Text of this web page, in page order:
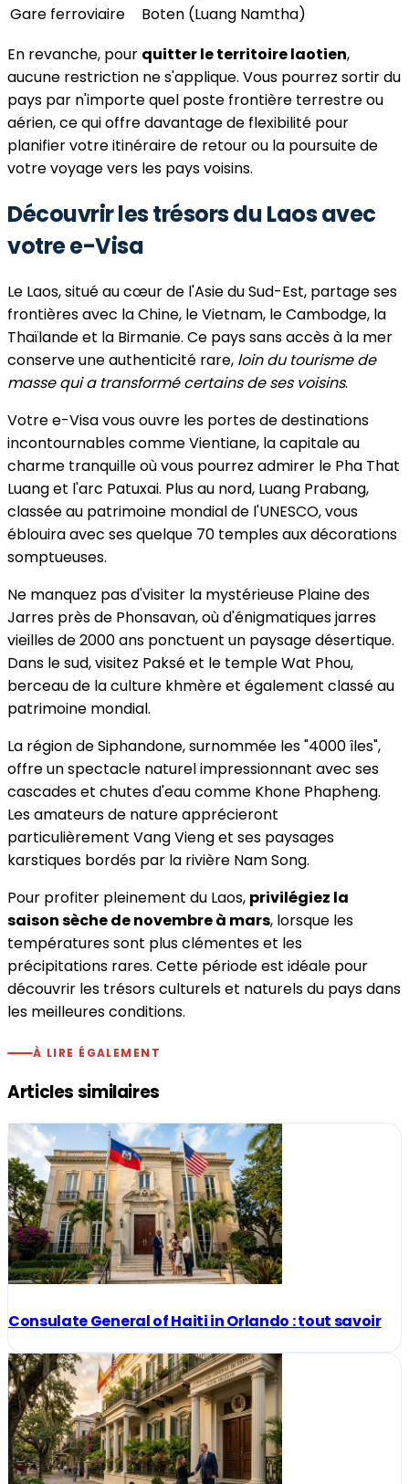
Gare ferroviaire
Boten (Luang Namtha)
En revanche, pour quitter le territoire laotien,
aucune restriction ne s'applique. Vous pourrez sortir du
pays par n'importe quel poste frontière terrestre ou
aérien, ce qui offre davantage de flexibilité pour
planifier votre itinéraire de retour ou la poursuite de
votre voyage vers les pays voisins.
Découvrir les trésors du Laos avec
votre e-Visa
Le Laos, situé au cœur de l'Asie du Sud-Est, partage ses
frontières avec la Chine, le Vietnam, le Cambodge, la
Thaïlande et la Birmanie. Ce pays sans accès à la mer
conserve une authenticité rare, loin du tourisme de
masse qui a transformé certains de ses voisins.
Votre e-Visa vous ouvre les portes de destinations
incontournables comme Vientiane, la capitale au
charme tranquille où vous pourrez admirer le Pha That
Luang et l'arc Patuxai. Plus au nord, Luang Prabang,
classée au patrimoine mondial de l'UNESCO, vous
éblouira avec ses quelque 70 temples aux décorations
somptueuses.
Ne manquez pas d'visiter la mystérieuse Plaine des
Jarres près de Phonsavan, où d'énigmatiques jarres
vieilles de 2000 ans ponctuent un paysage désertique.
Dans le sud, visitez Paksé et le temple Wat Phou,
berceau de la culture khmère et également classé au
patrimoine mondial.
La région de Siphandone, surnommée les "4000 îles",
offre un spectacle naturel impressionnant avec ses
cascades et chutes d'eau comme Khone Phapheng.
Les amateurs de nature apprécieront
particulièrement Vang Vieng et ses paysages
karstiques bordés par la rivière Nam Song.
Pour profiter pleinement du Laos, privilégiez la
saison sèche de novembre à mars, lorsque les
températures sont plus clémentes et les
précipitations rares. Cette période est idéale pour
découvrir les trésors culturels et naturels du pays dans
les meilleures conditions.
À LIRE ÉGALEMENT
Articles similaires
Consulate General of Haiti in Orlando : tout savoir